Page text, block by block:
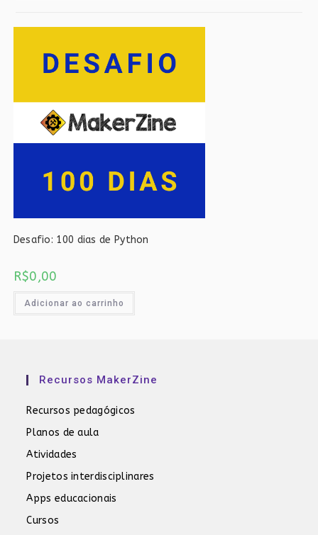
Desafio: 100 dias de Python
R$0,00
Adicionar ao carrinho
Recursos MakerZine
Recursos pedagógicos
Planos de aula
Atividades
Projetos interdisciplinares
Apps educacionais
Cursos